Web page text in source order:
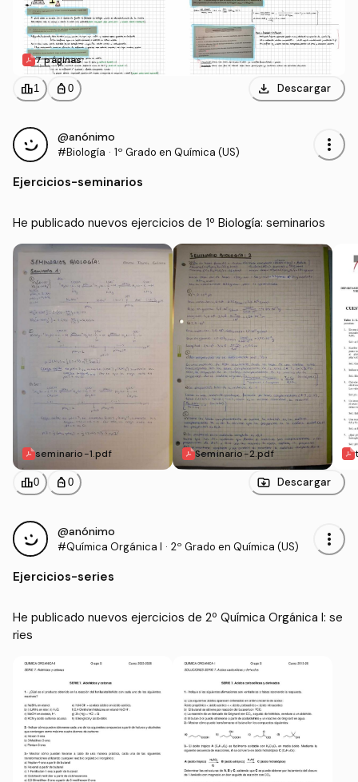
7 páginas
leaderboard1 personal_bag 0 download Descargar
@anónimo
#Biología · 1º Grado en Química (US) more_vert
Ejercicios-seminarios
He publicado nuevos ejercicios de 1º Biología: seminarios
seminario-1.pdf Seminario-2.pdf
leaderboard0 personal_bag 0 Descargar
@anónimo
#Química Orgánica I · 2º Grado en Química (US) more_vert
Ejercicios-series
He publicado nuevos ejercicios de 2º Química Orgánica I: se
ries